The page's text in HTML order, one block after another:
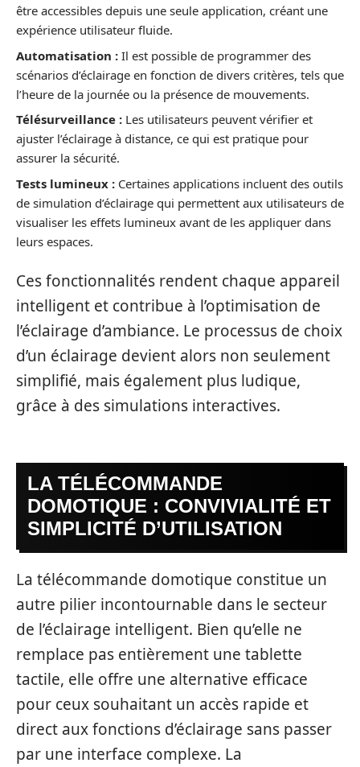
être accessibles depuis une seule application, créant une
expérience utilisateur fluide.
Automatisation : Il est possible de programmer des
scénarios d’éclairage en fonction de divers critères, tels que
l’heure de la journée ou la présence de mouvements.
Télésurveillance : Les utilisateurs peuvent vérifier et
ajuster l’éclairage à distance, ce qui est pratique pour
assurer la sécurité.
Tests lumineux : Certaines applications incluent des outils
de simulation d’éclairage qui permettent aux utilisateurs de
visualiser les effets lumineux avant de les appliquer dans
leurs espaces.
Ces fonctionnalités rendent chaque appareil
intelligent et contribue à l’optimisation de
l’éclairage d’ambiance. Le processus de choix
d’un éclairage devient alors non seulement
simplifié, mais également plus ludique,
grâce à des simulations interactives.
LA TÉLÉCOMMANDE
DOMOTIQUE : CONVIVIALITÉ ET
SIMPLICITÉ D’UTILISATION
La télécommande domotique constitue un
autre pilier incontournable dans le secteur
de l’éclairage intelligent. Bien qu’elle ne
remplace pas entièrement une tablette
tactile, elle offre une alternative efficace
pour ceux souhaitant un accès rapide et
direct aux fonctions d’éclairage sans passer
par une interface complexe. La